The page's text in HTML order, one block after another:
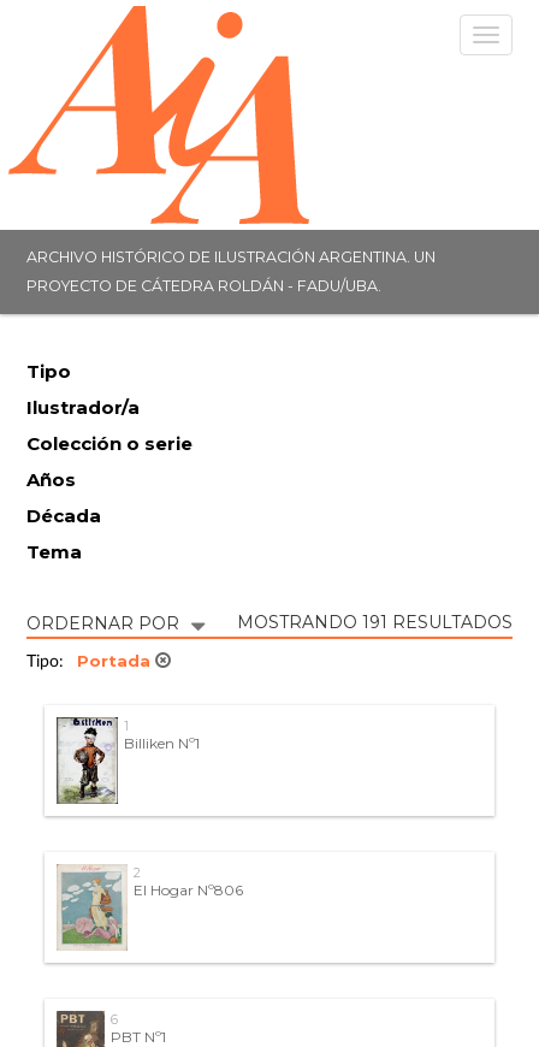
ARCHIVO HISTÓRICO DE ILUSTRACIÓN ARGENTINA. UN
PROYECTO DE CÁTEDRA ROLDÁN - FADU/UBA.
Tipo
Ilustrador/a
Colección o serie
Años
Década
Tema
ORDERNAR POR MOSTRANDO 191 RESULTADOS
Tipo: Portada
1
Billiken Nº1
2
El Hogar Nº806
6
PBT Nº1